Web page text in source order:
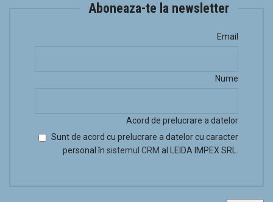
Aboneaza-te la newsletter
Email
Nume
Acord de prelucrare a datelor
Sunt de acord cu prelucrare a datelor cu caracter
personal în sistemul CRM al LEIDA IMPEX SRL.